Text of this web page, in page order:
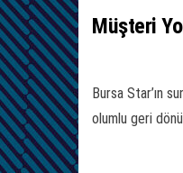
Müşteri
Bursa Star’ın
olumlu geri